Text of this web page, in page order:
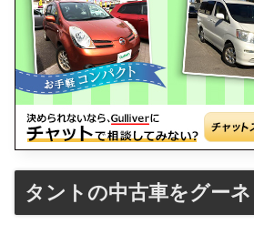
タントの中古車をグー